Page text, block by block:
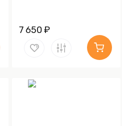
7 650 ₽